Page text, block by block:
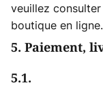
veuillez
boutique en ligne.
5. Paiement,
5.1.